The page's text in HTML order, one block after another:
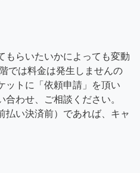
もらいたいかによっても変動
では料金は発生しませんの
ットに「依頼申請」を頂い
わせ、ご相談ください。
い決済前）であれば、キャ